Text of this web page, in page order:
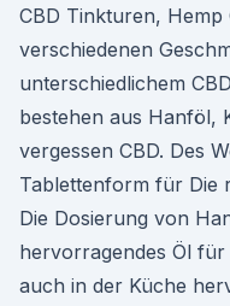
CBD Tinkturen, Hemp
verschiedenen
unterschiedlichem
bestehen aus Hanföl,
vergessen CBD. Des
Tablettenform für Die
Die Dosierung von
hervorragendes Öl
auch in der Küche